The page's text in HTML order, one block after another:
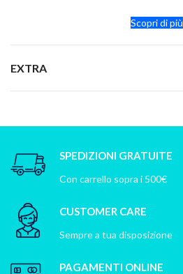
Scopri di più
EXTRA
SPEDIZIONI GRATUITE
Con carrello sopra i 500€
CUSTOMER CARE
Sempre a tua disposizione
PAGAMENTI ONLINE